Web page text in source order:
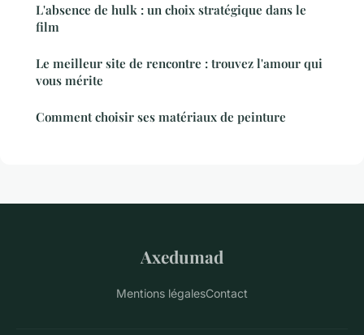
L'absence de hulk : un choix stratégique dans le
film
Le meilleur site de rencontre : trouvez l'amour qui
vous mérite
Comment choisir ses matériaux de peinture
Axedumad
Mentions légalesContact